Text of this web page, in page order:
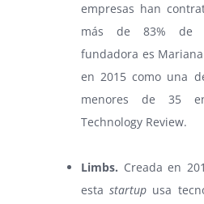
empresas han
más de 83% de
fundadora es
en 2015 como una
menores de 35
Technology Review.
Limbs. Creada en
estastartup usa